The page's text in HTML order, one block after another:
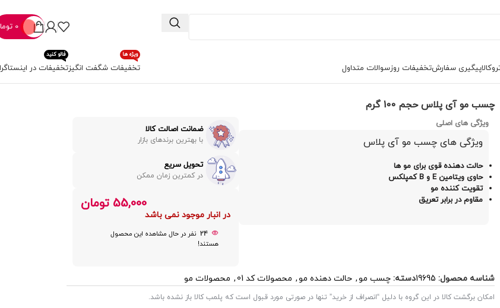
0
پیگیری سفارشتخفیفات روزسوالات متداول تخفیفات شگفت انگیز
ویژه ها
تخفیفات در
فالو کنید
چسب مو آی پلاس حجم 100 گرم
ویژگی های اصلی
ویژگی های چسب مو آی پلاس
حالت دهنده قوی برای مو ها
حاوی ویتامین E و B کمپلکس
تقویت کننده مو
مقاوم در برابر تعریق
ضمانت اصالت کالا
با بهترین برندهای بازار
تحویل سریع
در کمترین زمان ممکن
55,000 تومان
در انبار موجود نمی باشد
24 نفر در حال مشاهده این محصول
هستند!
شناسه محصول: 19695دسته: چسب مو, حالت دهنده مو, محصولات کد 01 , محصولات مو
امکان برگشت کالا در این گروه با دلیل “انصراف از خرید” تنها در صورتی مورد قبول است که پلمب کالا باز نشده باشد.